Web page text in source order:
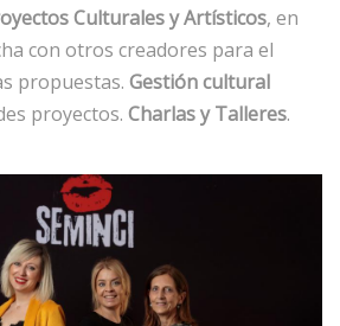
Culturales y Artísticos, en
con otros creadores para el
propuestas. Gestión cultural
proyectos. Charlas y Talleres.